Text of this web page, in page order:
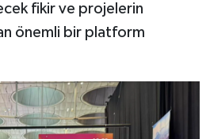
fikir ve projelerin
önemli bir platform